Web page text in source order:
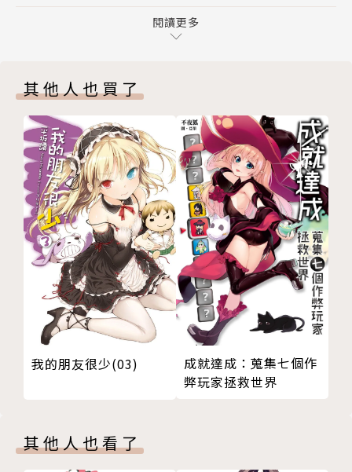
後記
版權頁
閱讀更多
其他人也買了
我的朋友很少(03)
成就達成：蒐集七個作
弊玩家拯救世界
其他人也看了